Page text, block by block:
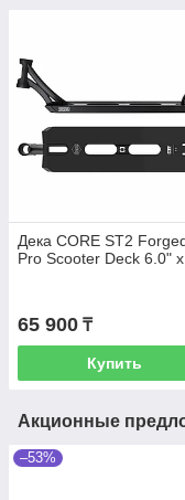
Дека CORE ST2
Pro Scooter Deck 6.0"
65 900 ₸
Купить
Акционные
–53%